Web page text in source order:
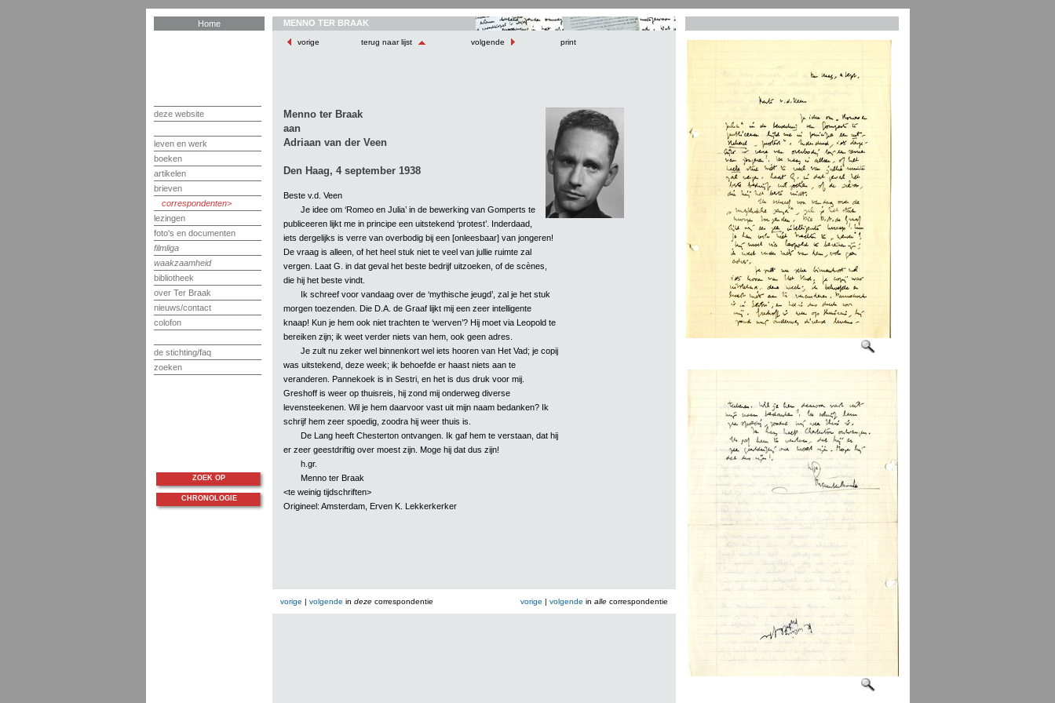
Home
deze website
leven en werk
boeken
artikelen
brieven
correspondenten
lezingen
foto's en documenten
filmliga
waakzaamheid
bibliotheek
over Ter Braak
nieuws/contact
colofon
de stichting/faq
zoeken
MENNO TER BRAAK
vorige terug naar lijst volgende print
Menno ter Braak
aan
Adriaan van der Veen
Den Haag, 4 september 1938
Beste v.d. Veen
Je idee om ‘Romeo en Julia’ in de bewerking van Gomperts te
publiceeren lijkt me in principe een uitstekend ‘protest’. Inderdaad,
iets dergelijks is verre van overbodig bij een [onleesbaar] van jongeren!
De vraag is alleen, of het heel stuk niet te veel van jullie ruimte zal
vergen. Laat G. in dat geval het beste bedrijf uitzoeken, of de scènes,
die hij het beste vindt.
Ik schreef voor vandaag over de ‘mythische jeugd’, zal je het stuk
morgen toezenden. Die D.A. de Graaf lijkt mij een zeer intelligente
knaap! Kun je hem ook niet trachten te ‘werven’? Hij moet via Leopold te
bereiken zijn; ik weet verder niets van hem, ook geen adres.
Je zult nu zeker wel binnenkort wel iets hooren van Het Vad; je copij
was uitstekend, deze week; ik behoefde er haast niets aan te
veranderen. Pannekoek is in Sestri, en het is dus druk voor mij.
Greshoff is weer op thuisreis, hij zond mij onderweg diverse
levensteekenen. Wil je hem daarvoor vast uit mijn naam bedanken? Ik
schrijf hem zeer spoedig, zoodra hij weer thuis is.
De Lang heeft Chesterton ontvangen. Ik gaf hem te verstaan, dat hij
er zeer geestdriftig over moest zijn. Moge hij dat dus zijn!
h.gr.
Menno ter Braak
<te weinig tijdschriften>
Origineel: Amsterdam, Erven K. Lekkerkerker
vorige | volgende in dezecorrespondentie vorige | volgende in allecorrespondentie
ZOEK OP
CHRONOLOGIE